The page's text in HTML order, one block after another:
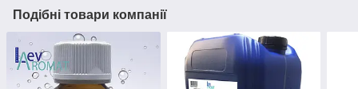
Подібні товари компанії